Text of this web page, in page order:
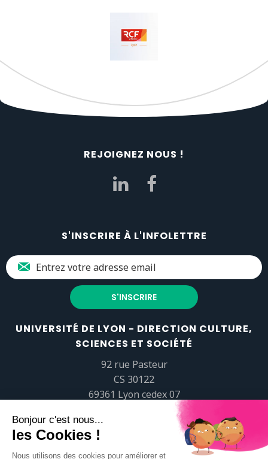
REJOIGNEZ NOUS !
S'INSCRIRE À L'INFOLETTRE
UNIVERSITÉ DE LYON - DIRECTION CULTURE,
SCIENCES ET SOCIÉTÉ
92 rue Pasteur
CS 30122
69361 Lyon cedex 07
popsciences@universite-lyon.fr
Tél.+33 (0)4 37 37 82 01